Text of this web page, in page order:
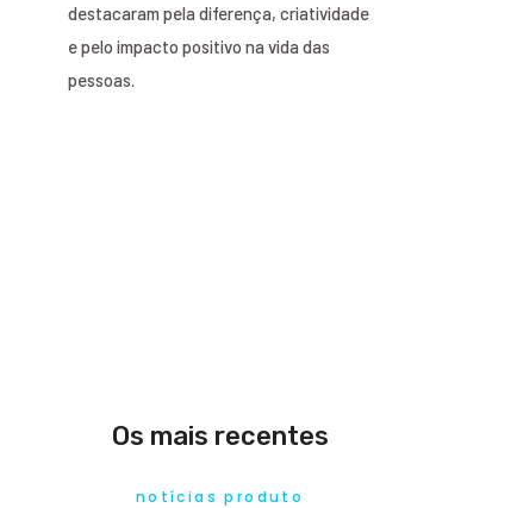
destacaram pela diferença, criatividade
e pelo impacto positivo na vida das
pessoas.
Os mais recentes
notícias produto